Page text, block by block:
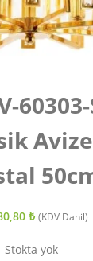
60303-
₺ (KDV Dahil)
Stokta yok